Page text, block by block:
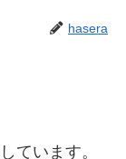
hasera
ています。